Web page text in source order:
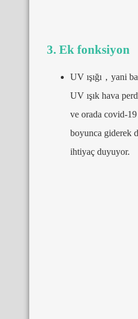
3. Ek fonksiyon
UV ışığı，yani
UV ışık hava
ve orada covid-
boyunca giderek
ihtiyaç duyuyor.